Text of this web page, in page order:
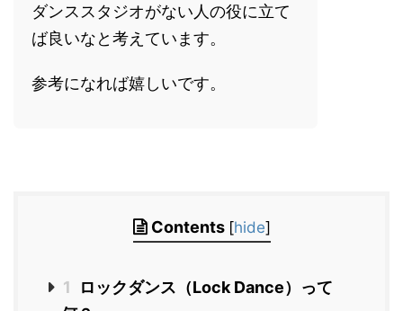
ダンススタジオがない人の役に立て
ば良いなと考えています。
参考になれば嬉しいです。
Contents [hide]
1
ロックダンス（Lock Dance）って